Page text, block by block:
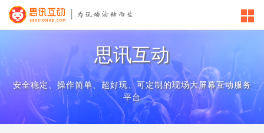
思讯互动
安全稳定、操作简单、超好玩、可定制的现场大屏幕互动服务
平台